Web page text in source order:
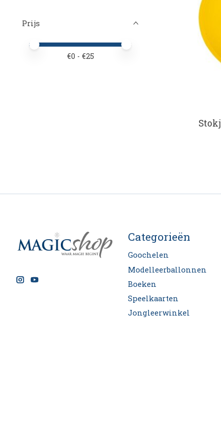
Prijs
Minimale prijswaarde
Price maximum value
€0 - €25
Categorieën
Goochelen
Modelleerballonnen
Boeken
Speelkaarten
Jongleerwinkel